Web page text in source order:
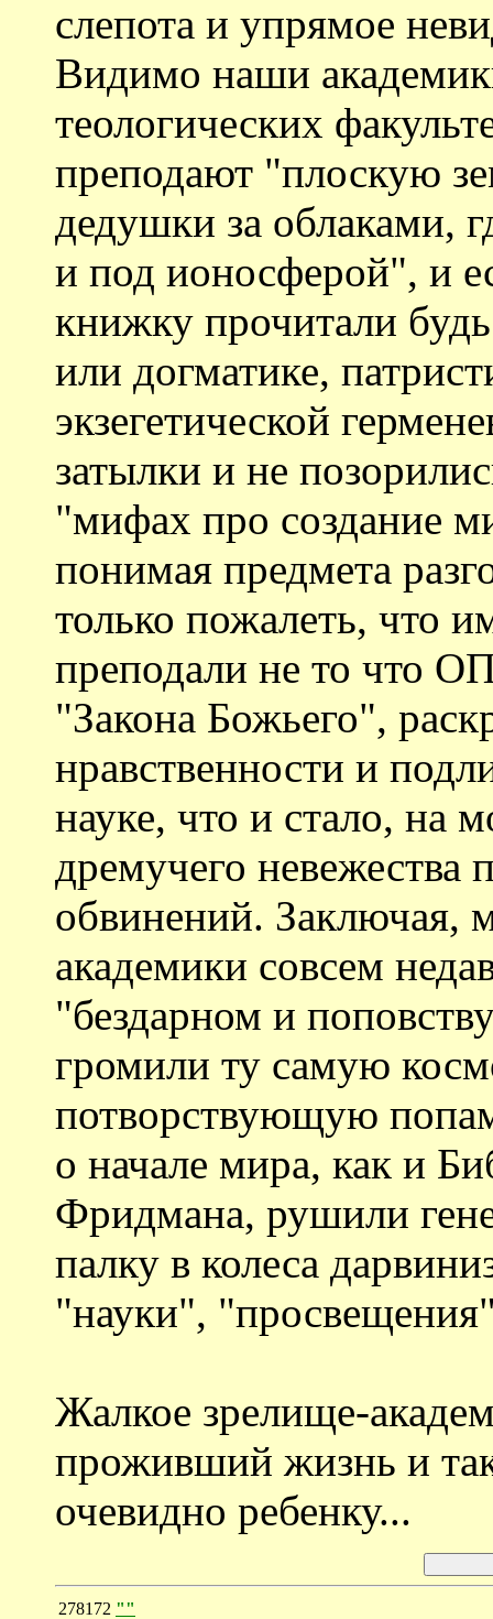
слепота и упрямое
Видимо наши
теологических
преподают "плоскую
дедушки за облаками,
и под ионосферой", и
книжку прочитали
или догматике,
экзегетической
затылки и не
"мифах про создание
понимая предмета
только пожалеть, что
преподали не то что
"Закона Божьего",
нравственности и
науке, что и стало, на
дремучего
обвинений. Заключая,
академики совсем
"бездарном и
громили ту самую
потворствующую
о начале мира, как и
Фридмана, рушили
палку в колеса
"науки",
Жалкое зрелище-
проживший жизнь и
очевидно ребенку...
278172 ""